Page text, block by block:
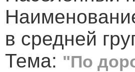
в средней
Тема: "По